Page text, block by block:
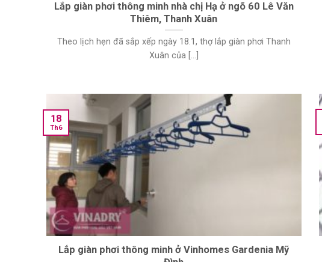
Lắp giàn phơi thông minh nhà chị Hạ ở ngõ 60 Lê Văn
Thiêm, Thanh Xuân
Theo lịch hẹn đã sắp xếp ngày 18.1, thợ lắp giàn phơi Thanh
Xuân của [...]
Lắp giàn phơi thông minh ở Vinhomes Gardenia Mỹ
18
Th6